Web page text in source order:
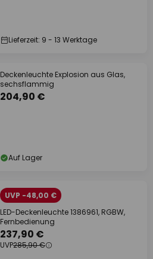
Lieferzeit: 9 - 13 Werktage
Deckenleuchte Explosion aus Glas,
sechsflammig
204,90 €
Auf Lager
UVP -48,00 €
LED-Deckenleuchte 1386961, RGBW,
Fernbedienung
237,90 €
UVP285,90 €